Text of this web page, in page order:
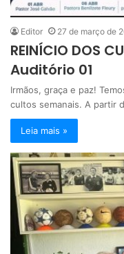
Editor 27 de março de
REINÍCIO DOS
Auditório 01
Irmãos, graça e paz!
cultos semanais. A partir
Leia mais »